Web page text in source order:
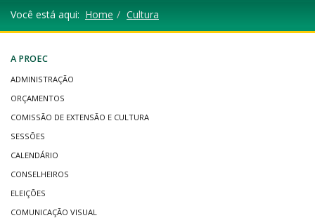
Você está aqui: Home Cultura
A PROEC
ADMINISTRAÇÃO
ORÇAMENTOS
COMISSÃO DE EXTENSÃO E CULTURA
SESSÕES
CALENDÁRIO
CONSELHEIROS
ELEIÇÕES
COMUNICAÇÃO VISUAL